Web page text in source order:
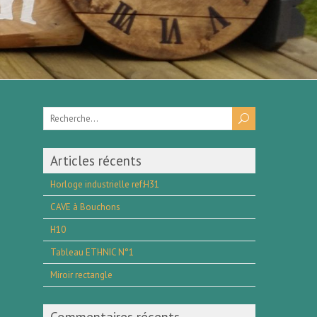
Articles récents
Horloge industrielle ref:H31
CAVE à Bouchons
H10
Tableau ETHNIC N°1
Miroir rectangle